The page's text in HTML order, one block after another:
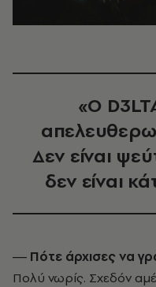
«Ο
Δεν είναι
δεν είναι
― Πότε άρχισες να
Πολύ νωρίς. Σχεδόν